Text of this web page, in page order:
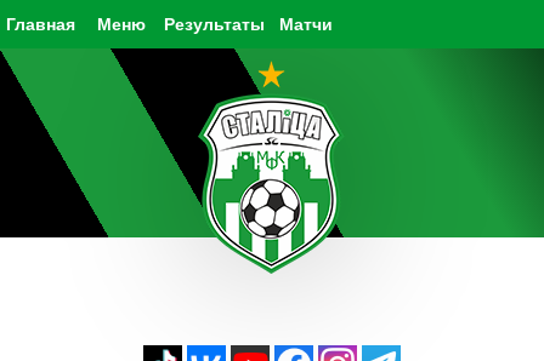
Главная Результаты Матчи
Меню